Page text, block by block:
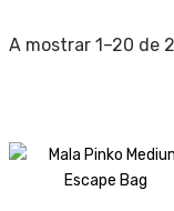
A mostrar 1–20 de